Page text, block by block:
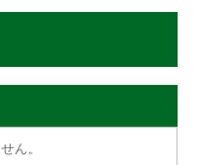
ん。